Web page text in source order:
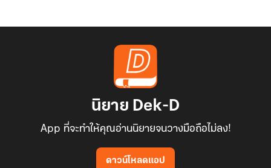
นิยาย Dek-D
App ที่จะทำให้คุณอ่านนิยายจนวางมือถือไม่ลง!
ดาวน์โหลดแอป